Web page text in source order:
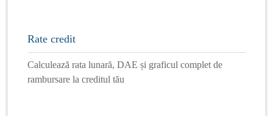
Rate credit
Calculează rata lunară, DAE și graficul complet de
rambursare la creditul tău